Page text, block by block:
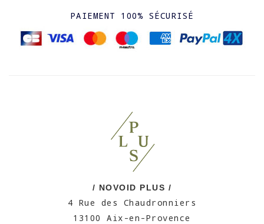
PAIEMENT 100% SÉCURISÉ
/ NOVOID PLUS /
4 Rue des Chaudronniers
13100 Aix-en-Provence